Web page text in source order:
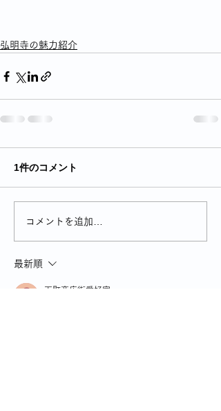
弘明寺の魅力紹介
1件のコメント
コメントを追加…
最新順
下町商店街愛好家